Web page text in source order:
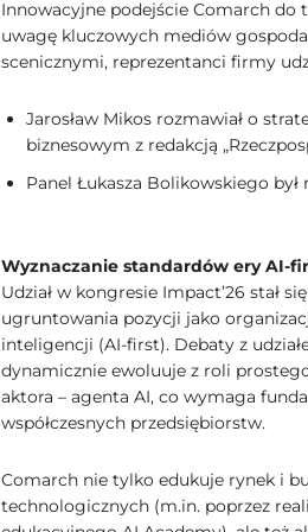
Innowacyjne podejście Comarch
uwagę kluczowych mediów
scenicznymi, reprezentanci firmy
Jarosław Mikos rozmawiał o
biznesowym z redakcją
Panel Łukasza Bolikowskiego był
Wyznaczanie standardów ery AI-
Udział w kongresie Impact’26 stał
ugruntowania pozycji jako
inteligencji (AI-first). Debaty z
dynamicznie ewoluuje z roli
aktora – agenta AI, co wymaga
współczesnych przedsiębiorstw.
Comarch nie tylko edukuje rynek i
technologicznych (m.in. poprzez